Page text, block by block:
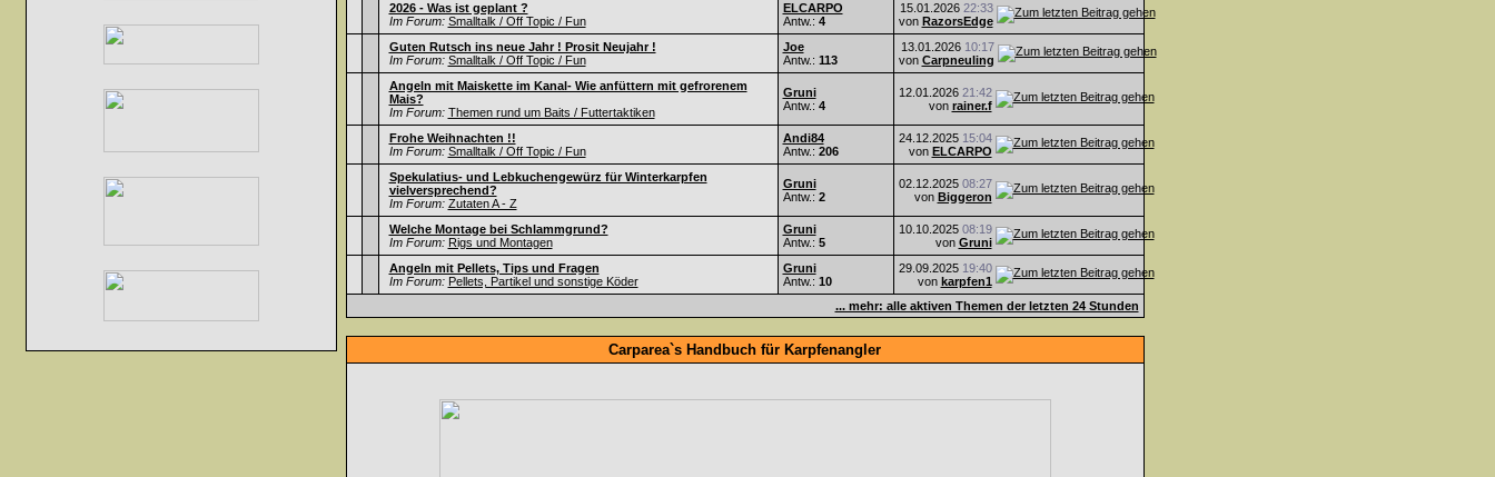
2026 - Was ist geplant ?
Im Forum: Smalltalk / Off Topic / Fun
ELCARPO
Antw.: 4
15.01.2026 22:33
von RazorsEdge
Guten Rutsch ins neue Jahr ! Prosit Neujahr !
Im Forum: Smalltalk / Off Topic / Fun
Joe
Antw.: 113
13.01.2026 10:17
von Carpneuling
Angeln mit Maiskette im Kanal- Wie anfüttern mit gefrorenem
Mais?
Im Forum: Themen rund um Baits / Futtertaktiken
Gruni
Antw.: 4
12.01.2026 21:42
von rainer.f
Frohe Weihnachten !!
Im Forum: Smalltalk / Off Topic / Fun
Andi84
Antw.: 206
24.12.2025 15:04
von ELCARPO
Spekulatius- und Lebkuchengewürz für Winterkarpfen
vielversprechend?
Im Forum: Zutaten A - Z
Gruni
Antw.: 2
02.12.2025 08:27
von Biggeron
Welche Montage bei Schlammgrund?
Im Forum: Rigs und Montagen
Gruni
Antw.: 5
10.10.2025 08:19
von Gruni
Angeln mit Pellets, Tips und Fragen
Im Forum: Pellets, Partikel und sonstige Köder
Gruni
Antw.: 10
29.09.2025 19:40
von karpfen1
... mehr: alle aktiven Themen der letzten 24 Stunden
Carparea`s Handbuch für Karpfenangler